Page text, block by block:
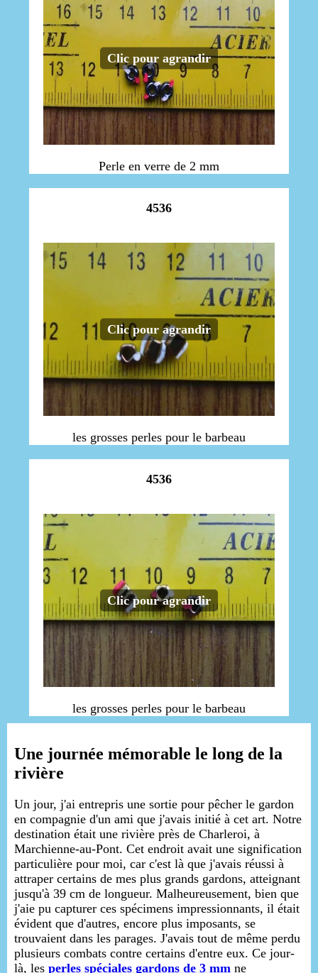
Clic pour agrandir
Perle en verre de 2 mm
4536
Clic pour agrandir
les grosses perles pour le barbeau
4536
Clic pour agrandir
les grosses perles pour le barbeau
Une journée mémorable le long de la
rivière
Un jour, j'ai entrepris une sortie pour pêcher le gardon
en compagnie d'un ami que j'avais initié à cet art. Notre
destination était une rivière près de Charleroi, à
Marchienne-au-Pont. Cet endroit avait une signification
particulière pour moi, car c'est là que j'avais réussi à
attraper certains de mes plus grands gardons, atteignant
jusqu'à 39 cm de longueur. Malheureusement, bien que
j'aie pu capturer ces spécimens impressionnants, il était
évident que d'autres, encore plus imposants, se
trouvaient dans les parages. J'avais tout de même perdu
plusieurs combats contre certains d'entre eux. Ce jour-
là, les perles spéciales gardons de 3 mm ne